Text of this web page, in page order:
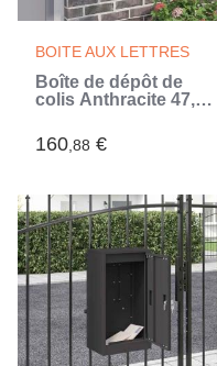
BOITE AUX LETTRES
Boîte de dépôt de
colis Anthracite 47,5 x
(Gris)
160,88 €